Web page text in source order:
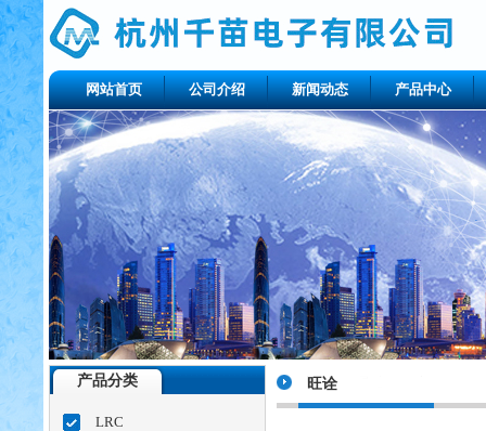
网站首页 公司介绍 新闻动态 产品中心
产品分类
LRC
旺诠